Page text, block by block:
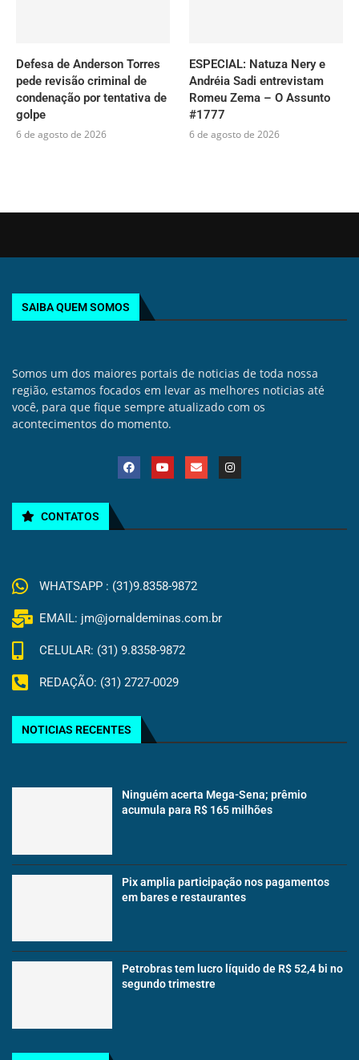
Defesa de Anderson Torres
pede revisão criminal de
condenação por tentativa de
golpe
6 de agosto de 2026
ESPECIAL: Natuza Nery e
Andréia Sadi entrevistam
Romeu Zema – O Assunto
#1777
6 de agosto de 2026
SAIBA QUEM SOMOS
Somos um dos maiores portais de noticias de toda nossa
região, estamos focados em levar as melhores noticias até
você, para que fique sempre atualizado com os
acontecimentos do momento.
CONTATOS
WHATSAPP : (31)9.8358-9872
EMAIL: jm@jornaldeminas.com.br
CELULAR: (31) 9.8358-9872
REDAÇÃO: (31) 2727-0029
NOTICIAS RECENTES
Ninguém acerta Mega-Sena; prêmio
acumula para R$ 165 milhões
Pix amplia participação nos pagamentos
em bares e restaurantes
Petrobras tem lucro líquido de R$ 52,4 bi no
segundo trimestre